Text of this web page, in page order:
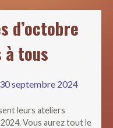
d’octobre
tous
septembre 2024
leurs ateliers
Vous aurez tout le